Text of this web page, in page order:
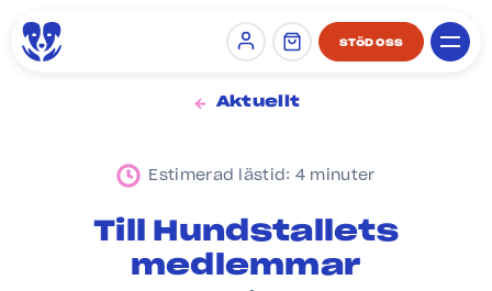
Sign in STÖD OSS
Aktuellt
Estimerad lästid: 4 minuter
Till Hundstallets
medlemmar